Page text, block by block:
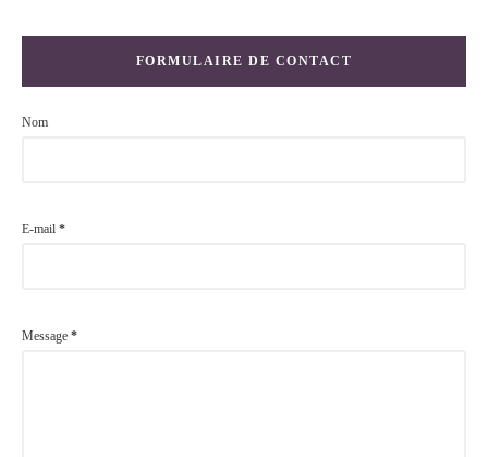
FORMULAIRE DE CONTACT
Nom
E-mail *
Message *